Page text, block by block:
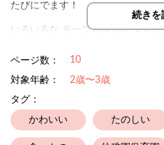
たびにでます！
いろいろな テーブルを おとずれ
続きを
ページ数： 10
対象年齢：
2歳〜3歳
タグ：
かわいい たのしい